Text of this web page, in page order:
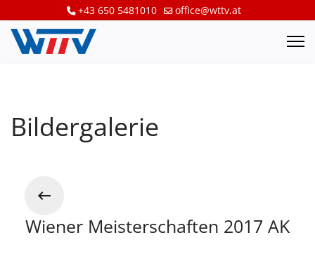
+43 650 5481010 office@wttv.at
Bildergalerie
Wiener Meisterschaften 2017 AK